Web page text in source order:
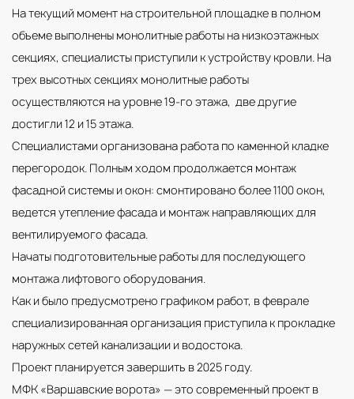
На текущий момент на строительной площадке в полном
объеме выполнены монолитные работы на низкоэтажных
секциях, специалисты приступили к устройству кровли. На
трех высотных секциях монолитные работы
осуществляются на уровне 19-го этажа, две другие
достигли 12 и 15 этажа.
Специалистами организована работа по каменной кладке
перегородок. Полным ходом продолжается монтаж
фасадной системы и окон: смонтировано более 1100 окон,
ведется утепление фасада и монтаж направляющих для
вентилируемого фасада.
Начаты подготовительные работы для последующего
монтажа лифтового оборудования.
Как и было предусмотрено графиком работ, в феврале
специализированная организация приступила к прокладке
наружных сетей канализации и водостока.
Проект планируется завершить в 2025 году.
МФК «Варшавские ворота» — это современный проект в